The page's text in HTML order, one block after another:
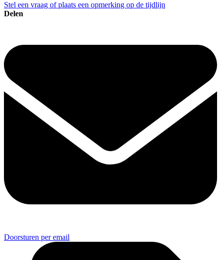
Stel een vraag of plaats een opmerking op de tijdlijn
Delen
Doorsturen per email